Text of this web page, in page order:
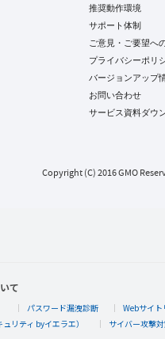
推奨動作環境
サポート体制
ご意見・ご要望へ
プライバシーポリ
バージョンアップ
お問い合わせ
サービス資料ダウ
Copyright (C) 2016 GMO
て
パスワード漏洩診断 Webサイ
リティ byイエラエ） サイバー攻撃